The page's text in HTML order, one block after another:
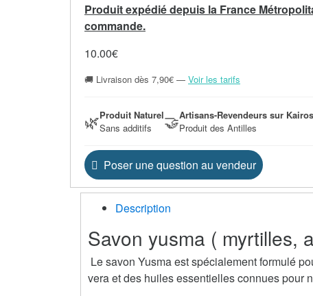
Produit expédié depuis la France
commande.
10.00€
🚚 Livraison dès 7,90€ — Voir les tarifs
🌿Produit Naturel
Sans additifs
🤝Artisans-Revendeurs sur
Produit des Antilles
Poser une question au vendeur
Description
Savon yusma ( myrtilles,
Le savon Yusma est spécialement formulé
vera et des huiles essentielles connues pour